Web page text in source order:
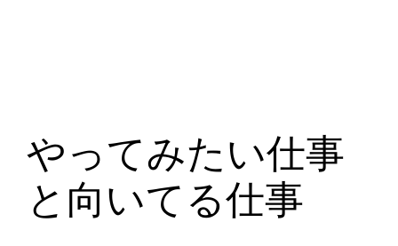
やってみたい仕事
と向いてる仕事